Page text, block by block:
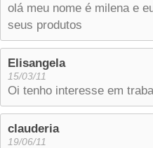
olá meu nome é milena e
seus produtos
Elisangela
15/03/11
Oi tenho interesse em
clauderia
19/06/11